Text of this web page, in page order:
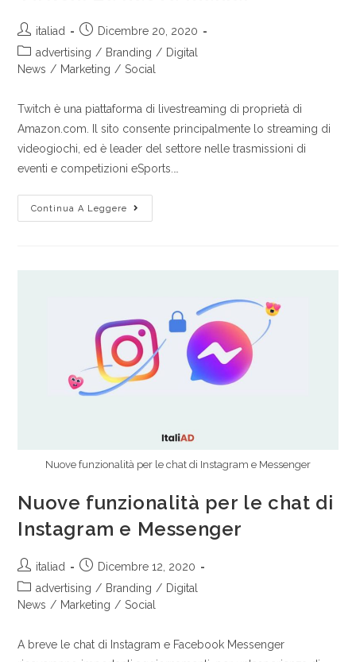
italiad
Dicembre 20, 2020
advertising / Branding / Digital
News / Marketing / Social
Twitch è una piattaforma di livestreaming di proprietà di
Amazon.com. Il sito consente principalmente lo streaming di
videogiochi, ed è leader del settore nelle trasmissioni di
eventi e competizioni eSports.…
Continua A Leggere
Nuove funzionalità per le chat di Instagram e Messenger
Nuove funzionalità per le chat di
Instagram e Messenger
italiad
Dicembre 12, 2020
advertising / Branding / Digital
News / Marketing / Social
A breve le chat di Instagram e Facebook Messenger